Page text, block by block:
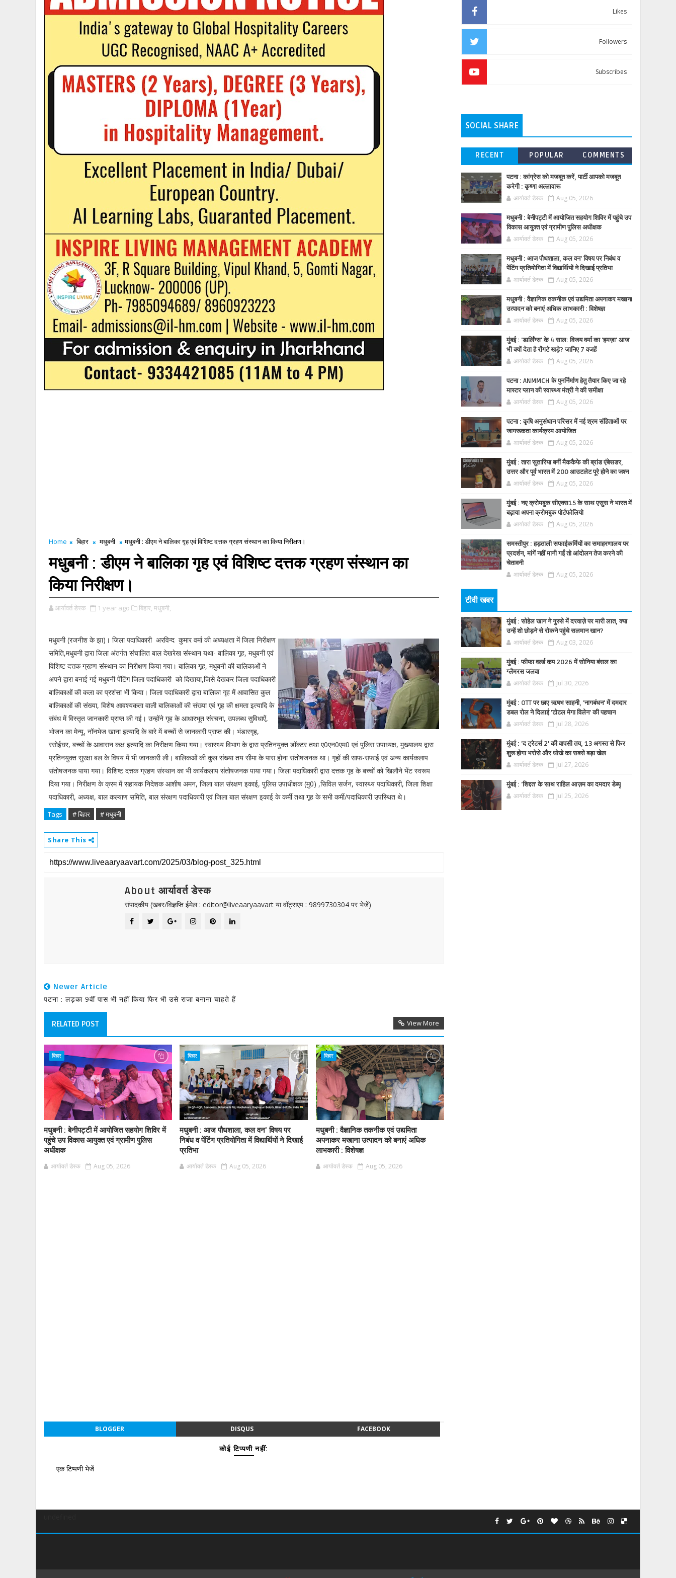
Home बिहार मधुबनी मधुबनी : डीएम ने बालिका गृह एवं विशिष्ट दत्तक ग्रहण संस्थान का किया निरीक्षण।
मधुबनी : डीएम ने बालिका गृह एवं विशिष्ट दत्तक ग्रहण संस्थान का
किया निरीक्षण।
आर्यावर्त डेस्क 1 year ago बिहार, मधुबनी,
मधुबनी (रजनीश के झा)। जिला पदाधिकारी अरविन्द कुमार वर्मा की अध्यक्षता में जिला निरीक्षण
समिति,मधुबनी द्वारा जिला अंतर्गत संचालित बाल देखरेख संस्थान यथा- बालिका गृह, मधुबनी एवं
विशिष्ट दत्तक ग्रहण संस्थान का निरीक्षण किया गया। बालिका गृह, मधुबनी की बालिकाओं ने
अपने द्वारा बनाई गई मधुबनी पेंटिंग जिला पदाधिकारी को दिखाया,जिसे देखकर जिला पदाधिकारी
बालिकाओं की कला का प्रशंसा भी किया। जिला पदाधिकारी द्वारा बालिका गृह में आवासित कुल
बालिकाओं की संख्या, विशेष आवश्यकता वाली बालिकाओं की संख्या एवं गृह की क्षमता इत्यादि के
संबंध में विस्तृत जानकारी प्राप्त की गई। उन्होंने गृह के आधारभूत संरचना, उपलब्ध सुविधाऐं,
भोजन का मेन्यू, नॉनभेज खाना इत्यादि के बारे में बच्चों से जानकारी प्राप्त की। भंडारगृह,
रसोईघर, बच्चों के आवासन कक्ष इत्यादि का निरीक्षण किया गया। स्वास्थ्य विभाग के द्वारा प्रतिनयुक्त डॉक्टर तथा ए0एन0एम0 एवं पुलिस उपाध्यक्ष, मुख्यालय द्वारा
प्रतिनयुक्त सुरक्षा बल के विषय में भी जानकारी ली। बालिकओं की कुल संख्या तय सीमा के पास होना संतोषजनक था। गृहों की साफ-सफाई एवं अन्य कार्यकलाप
संतोषजनक पाया गया। विशिष्ट दत्तक ग्रहण संस्थान का भी कार्यकलाप संतोषजनक पाया गया। जिला पदाधिकारी द्वारा दत्तक गृह के बच्चों को खिलौने भेंट स्वरूप
दिया गया। निरीक्षण के क्रम में सहायक निदेशक आशीष अमन, जिला बाल संरक्षण इकाई, पुलिस उपाधीक्षक (मु0) ,सिविल सर्जन, स्वास्थ्य पदाधिकारी, जिला शिक्षा
पदाधिकारी, अध्यक्ष, बाल कल्याण समिति, बाल संरक्षण पदाधिकारी एवं जिला बाल संरक्षण इकाई के कर्मी तथा गृह के सभी कर्मी/पदाधिकारी उपस्थित थे।
Tags # बिहार # मधुबनी
Share This
About आर्यावर्त डेस्क
संपादकीय (खबर/विज्ञप्ति ईमेल : editor@liveaaryaavart या वॉट्सएप : 9899730304 पर भेजें)
Newer Article
पटना : लड़का 9वीं पास भी नहीं किया फिर भी उसे राजा बनाना चाहते हैं
RELATED POST View More
बिहार
मधुबनी : बेनीपट्टी में आयोजित सहयोग शिविर में
पहुंचे उप विकास आयुक्त एवं ग्रामीण पुलिस
अधीक्षक
आर्यावर्त डेस्क Aug 05, 2026
बिहार
मधुबनी : आज पौधशाला, कल वन' विषय पर
निबंध व पेंटिंग प्रतियोगिता में विद्यार्थियों ने दिखाई
प्रतिभा
आर्यावर्त डेस्क Aug 05, 2026
बिहार
मधुबनी : वैज्ञानिक तकनीक एवं उद्यमिता
अपनाकर मखाना उत्पादन को बनाएं अधिक
लाभकारी : विशेषज्ञ
आर्यावर्त डेस्क Aug 05, 2026
BLOGGER DISQUS FACEBOOK
कोई टिप्पणी नहीं:
एक टिप्पणी भेजें
Likes
Followers
Subscribes
SOCIAL SHARE
RECENT POPULAR COMMENTS
पटना : कांग्रेस को मजबूत करें, पार्टी आपको मजबूत
करेगी : कृष्णा अल्लावारू
आर्यावर्त डेस्क Aug 05, 2026
मधुबनी : बेनीपट्टी में आयोजित सहयोग शिविर में पहुंचे उप
विकास आयुक्त एवं ग्रामीण पुलिस अधीक्षक
आर्यावर्त डेस्क Aug 05, 2026
मधुबनी : आज पौधशाला, कल वन' विषय पर निबंध व
पेंटिंग प्रतियोगिता में विद्यार्थियों ने दिखाई प्रतिभा
आर्यावर्त डेस्क Aug 05, 2026
मधुबनी : वैज्ञानिक तकनीक एवं उद्यमिता अपनाकर मखाना
उत्पादन को बनाएं अधिक लाभकारी : विशेषज्ञ
आर्यावर्त डेस्क Aug 05, 2026
मुंबई : 'डार्लिंग्स' के 4 साल: विजय वर्मा का 'हमज़ा' आज
भी क्यों देता है रोंगटे खड़े? जानिए 7 वजहें
आर्यावर्त डेस्क Aug 05, 2026
पटना : ANMMCH के पुनर्निर्माण हेतु तैयार किए जा रहे
मास्टर प्लान की स्वास्थ्य मंत्री ने की समीक्षा
आर्यावर्त डेस्क Aug 05, 2026
पटना : कृषि अनुसंधान परिसर में नई श्रम संहिताओं पर
जागरूकता कार्यक्रम आयोजित
आर्यावर्त डेस्क Aug 05, 2026
मुंबई : तारा सुतारिया बनीं मैककैफे की ब्रांड एंबेसडर,
उत्तर और पूर्व भारत में 200 आउटलेट पूरे होने का जश्न
आर्यावर्त डेस्क Aug 05, 2026
मुंबई : नए क्रोमबुक सीएक्स15 के साथ एसुस ने भारत में
बढ़ाया अपना क्रोमबुक पोर्टफोलियो
आर्यावर्त डेस्क Aug 05, 2026
समस्तीपुर : हड़ताली सफाईकर्मियों का समाहरणालय पर
प्रदर्शन, मांगें नहीं मानी गईं तो आंदोलन तेज करने की
चेतावनी
आर्यावर्त डेस्क Aug 05, 2026
टीवी खबर
मुंबई : सोहेल खान ने गुस्से में दरवाज़े पर मारी लात, क्या
उन्हें शो छोड़ने से रोकने पहुंचे सलमान खान?
आर्यावर्त डेस्क Aug 03, 2026
मुंबई : फीफा वर्ल्ड कप 2026 में सोनिया बंसल का
ग्लैमरस जलवा
आर्यावर्त डेस्क Jul 30, 2026
मुंबई : OTT पर छाए ऋषभ साहनी, 'नागबंधन' में दमदार
डबल रोल ने दिलाई 'टोटल मेगा विलेन' की पहचान
आर्यावर्त डेस्क Jul 28, 2026
मुंबई : 'द ट्रेटर्स 2' की वापसी तय, 13 अगस्त से फिर
शुरू होगा भरोसे और धोखे का सबसे बड़ा खेल
आर्यावर्त डेस्क Jul 27, 2026
मुंबई : 'शिद्दत' के साथ राहिल आज़म का दमदार डेब्यू
आर्यावर्त डेस्क Jul 25, 2026